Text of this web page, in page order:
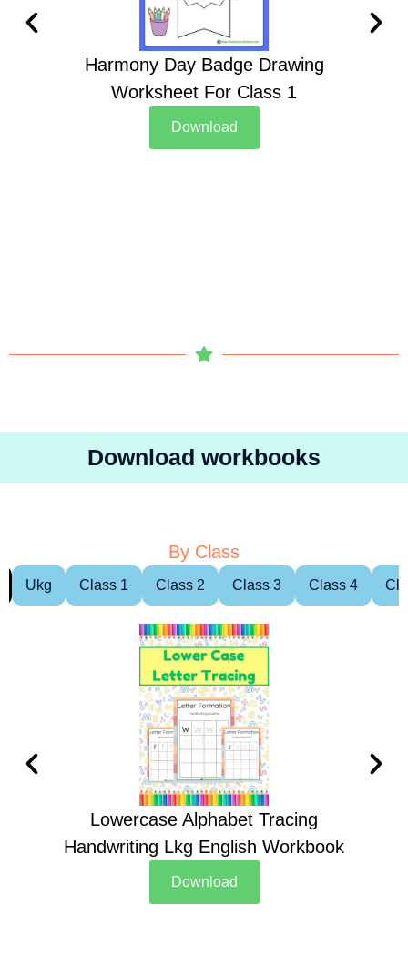
Harmony Day Badge Drawing
Worksheet For Class 1
Download
Download workbooks
By Class
Ukg Class 1 Class 2 Class 3 Class 4
Lowercase Alphabet Tracing
Handwriting Lkg English Workbook
Download